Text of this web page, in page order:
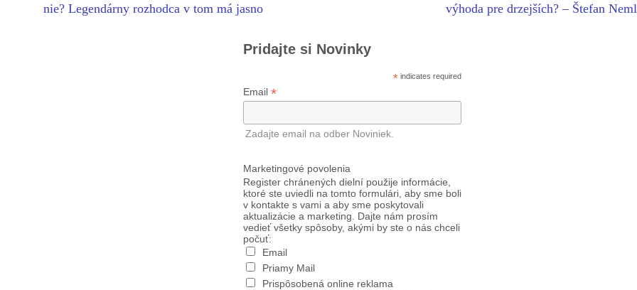
nie? Legendárny rozhodca v tom má jasno výhoda pre drzejších? – Štefan
Pridajte si Novinky
* indicates required
Email *
Zadajte email na odber Noviniek.
Marketingové povolenia
Register chránených dielní použije informácie,
ktoré ste uviedli na tomto formulári, aby sme boli
v kontakte s vami a aby sme poskytovali
aktualizácie a marketing. Dajte nám prosím
vedieť všetky spôsoby, akými by ste o nás chceli
počuť:
Email
Priamy Mail
Prispôsobená online reklama